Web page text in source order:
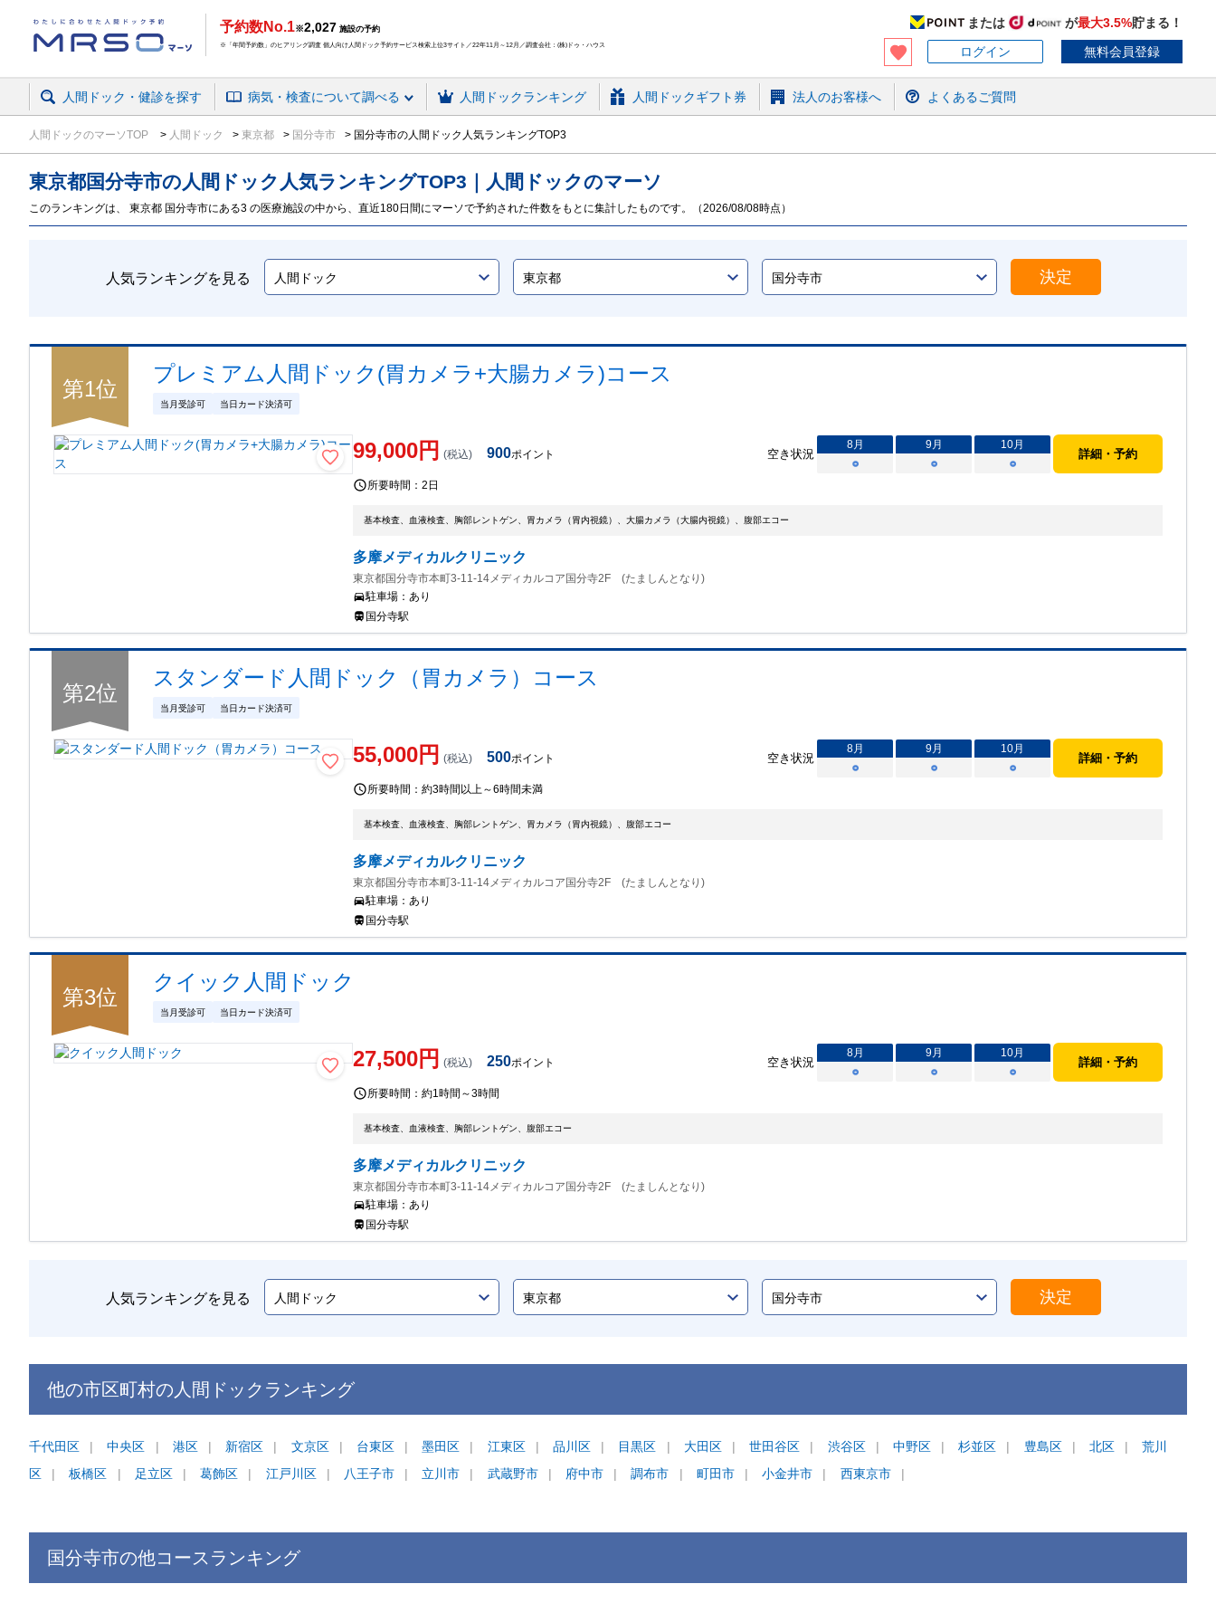
予約数No.1※2,027 施設の予約
※「年間予約数」のヒアリング調査 個人向け人間ドック予約サービス検索上位3サイト／22年11月～12月／調査会社：(株)ドゥ・ハウス
または が最大3.5%貯まる！
ログイン
無料会員登録
人間ドック・健診を探す 病気・検査について調べる 人間ドックランキング 人間ドックギフト券 法人のお客様へ よくあるご質問
人間ドックのマーソTOP 人間ドック 東京都 国分寺市 国分寺市の人間ドック人気ランキングTOP3
東京都国分寺市の人間ドック 人気ランキングTOP3 ｜人間ドックのマーソ
このランキングは、 東京都 国分寺市にある3 の医療施設の中から、直近180日間にマーソで予約された件数をもとに集計したものです。（2026/08/08時点）
人気ランキングを見る 決定
第1位
プレミアム人間ドック(胃カメラ+大腸カメラ)コース
当月受診可 当日カード決済可
99,000円 (税込) 900ポイント 空き状況
8月 9月 10月
○
○ ○
詳細・予約
所要時間：2日
基本検査、血液検査、胸部レントゲン、胃カメラ（胃内視鏡）、大腸カメラ（大腸内視鏡）、腹部エコー
多摩メディカルクリニック
東京都国分寺市本町3-11-14メディカルコア国分寺2F (たましんとなり)
駐車場：あり
国分寺駅
第2位
スタンダード人間ドック（胃カメラ）コース
当月受診可 当日カード決済可
55,000円 (税込) 500ポイント 空き状況
8月 9月 10月
○
○ ○
詳細・予約
所要時間：約3時間以上～6時間未満
基本検査、血液検査、胸部レントゲン、胃カメラ（胃内視鏡）、腹部エコー
多摩メディカルクリニック
東京都国分寺市本町3-11-14メディカルコア国分寺2F (たましんとなり)
駐車場：あり
国分寺駅
第3位
クイック人間ドック
当月受診可 当日カード決済可
27,500円 (税込) 250ポイント 空き状況
8月 9月 10月
○
○ ○
詳細・予約
所要時間：約1時間～3時間
基本検査、血液検査、胸部レントゲン、腹部エコー
多摩メディカルクリニック
東京都国分寺市本町3-11-14メディカルコア国分寺2F (たましんとなり)
駐車場：あり
国分寺駅
人気ランキングを見る 決定
他の市区町村の 人間ドック ランキング
千代田区 中央区 港区 新宿区 文京区 台東区 墨田区 江東区 品川区 目黒区 大田区 世田谷区 渋谷区 中野区 杉並区 豊島区 北区
荒川
区
板橋区 足立区 葛飾区 江戸川区 八王子市 立川市 武蔵野市 府中市 調布市 町田市 小金井市 西東京市
国分寺市の他コース ランキング